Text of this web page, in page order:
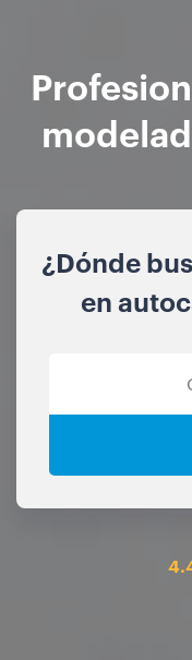
¿Dónde
en